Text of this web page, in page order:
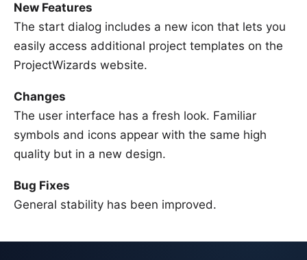
New Features
The start dialog includes a new icon that lets you
easily access additional project templates on the
ProjectWizards website.
Changes
The user interface has a fresh look. Familiar
symbols and icons appear with the same high
quality but in a new design.
Bug Fixes
General stability has been improved.